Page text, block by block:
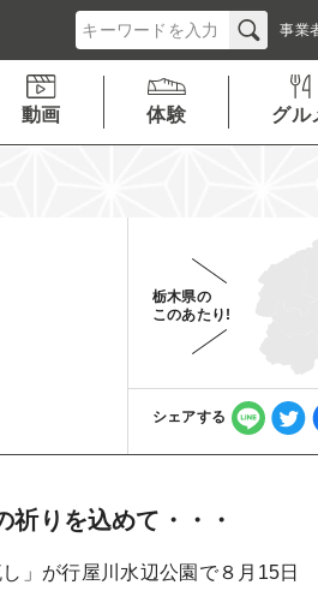
事業
動画 体験 グル
栃木県の
このあたり!
シェアする
祈りを込めて・・・
」が行屋川水辺公園で８月15日